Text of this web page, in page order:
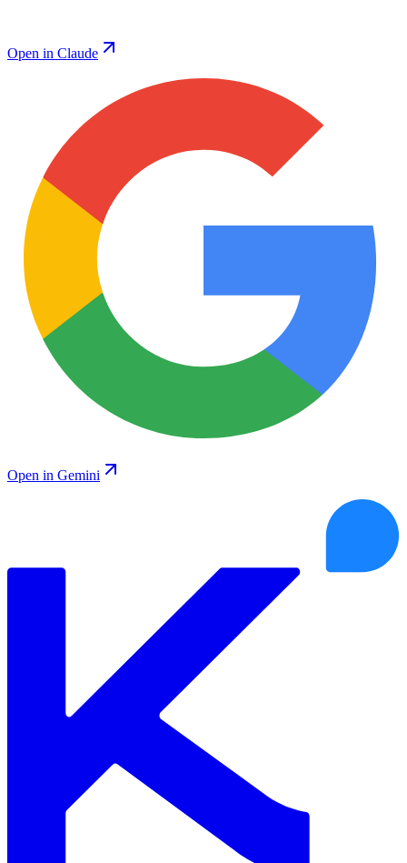
Open in Claude
Open in Gemini